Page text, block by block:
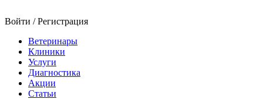
Войти / Регистрация
Ветеринары
Клиники
Услуги
Диагностика
Акции
Статьи